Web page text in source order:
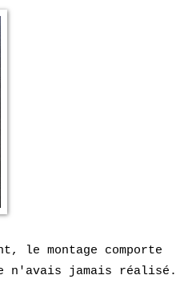
le montage comporte
n'avais jamais réalisé.